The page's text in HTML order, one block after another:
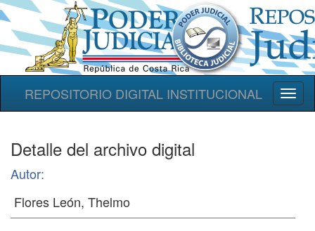
REPOSITORIO DIGITAL INSTITUCIONAL
Detalle del archivo digital
Autor: